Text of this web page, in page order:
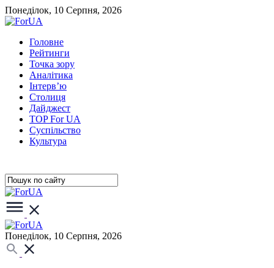
Понеділок, 10 Серпня, 2026
Головне
Рейтинги
Точка зору
Аналітика
Інтерв’ю
Столиця
Дайджест
TOP For UA
Суспiльство
Культура
Понеділок, 10 Серпня, 2026